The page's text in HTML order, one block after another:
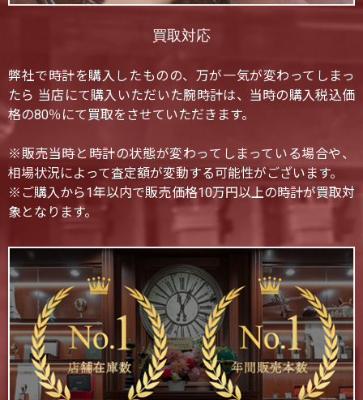
買取対応
弊社で時計を購入したものの、万が一気が変わってしまっ
たら 当店にて購入いただいた腕時計は、当時の購入税込価
格の80％にて買取をさせていただきます。
※販売当時と時計の状態が変わってしまっている場合や、
相場状況によって査定額が変動する可能性がございます。
※ご購入から1年以内で販売価格10万円以上の時計が買取対
象となります。